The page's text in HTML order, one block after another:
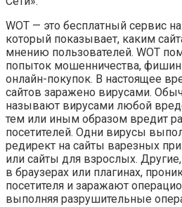
WOT — это бесплатный сервис
который показывает, каким
мнению пользователей. WOT
попыток мошенничества,
онлайн-покупок. В настоящее
сайтов заражено вирусами.
называют вирусами любой
тем или иным образом вредит
посетителей. Одни вирусы
редирект на сайты варезных
или сайты для взрослых.
в браузерах или плагинах,
посетителя и заражают
выполняя разрушительные